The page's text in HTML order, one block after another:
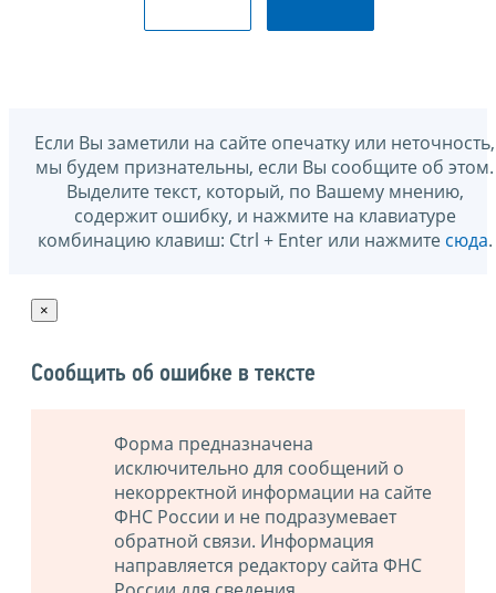
Если Вы заметили на сайте опечатку или неточность,
мы будем признательны, если Вы сообщите об этом.
Выделите текст, который, по Вашему мнению,
содержит ошибку, и нажмите на клавиатуре
комбинацию клавиш: Ctrl + Enter или нажмите сюда.
×
Сообщить об ошибке в тексте
Форма предназначена
исключительно для сообщений о
некорректной информации на сайте
ФНС России и не подразумевает
обратной связи. Информация
направляется редактору сайта ФНС